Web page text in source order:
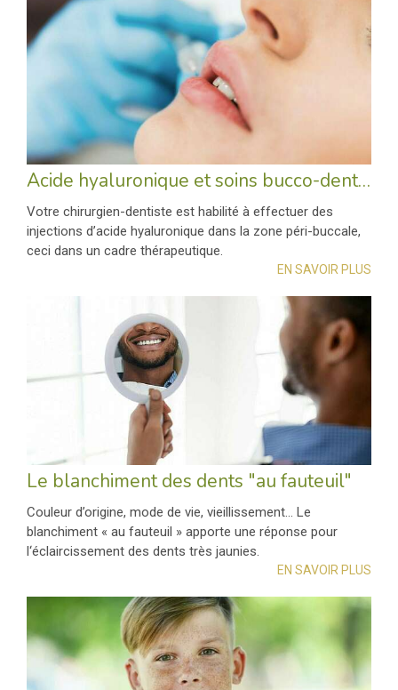
Acide hyaluronique et soins bucco-dentaires
Votre chirurgien-dentiste est habilité à effectuer des
injections d’acide hyaluronique dans la zone péri-buccale,
ceci dans un cadre thérapeutique.
EN SAVOIR PLUS
Le blanchiment des dents "au fauteuil"
Couleur d’origine, mode de vie, vieillissement... Le
blanchiment « au fauteuil » apporte une réponse pour
l‘éclaircissement des dents très jaunies.
EN SAVOIR PLUS